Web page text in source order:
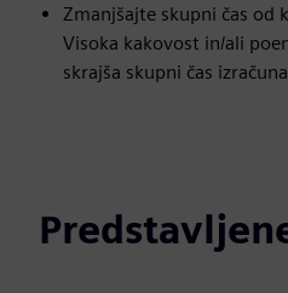
Zmanjšajte skupni čas od
Visoka kakovost in/ali
skrajša skupni čas izračuna